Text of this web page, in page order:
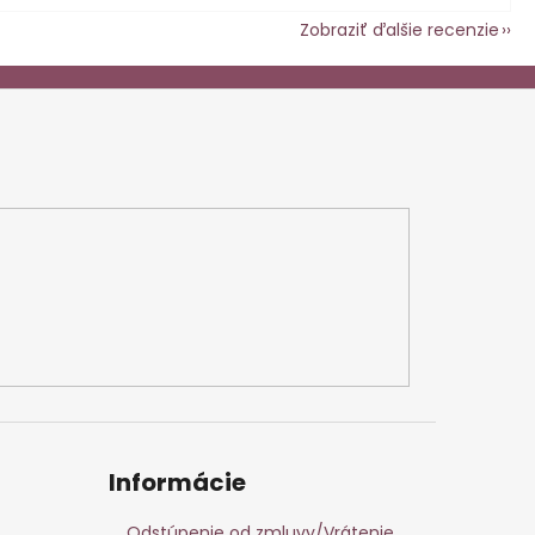
Zobraziť ďalšie recenzie
Informácie